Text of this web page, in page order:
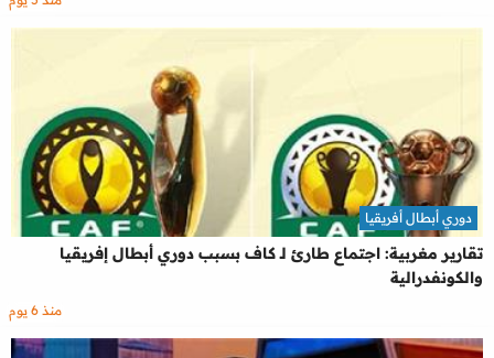
تقارير مغربية: اجتماع طارئ لـ كاف بسبب دوري أبطال إفريقيا
والكونفدرالية
دوري أبطال أفريقيا
منذ 6 يوم